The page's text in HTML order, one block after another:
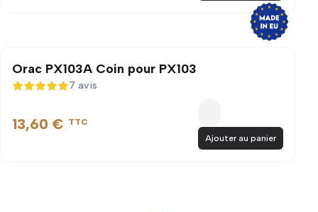
Orac PX103A Coin pour PX103
4,9 sur 5
7 avis
13,60 € TTC
Ajouter au panier